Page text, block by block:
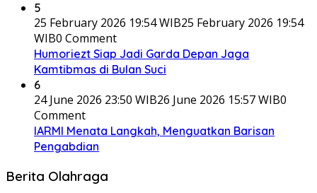
5
25 February 2026 19:54 WIB25 February 2026 19:54
WIB0 Comment
Humoriezt Siap Jadi Garda Depan Jaga
Kamtibmas di Bulan Suci
6
24 June 2026 23:50 WIB26 June 2026 15:57 WIB0
Comment
IARMI Menata Langkah, Menguatkan Barisan
Pengabdian
Berita Olahraga